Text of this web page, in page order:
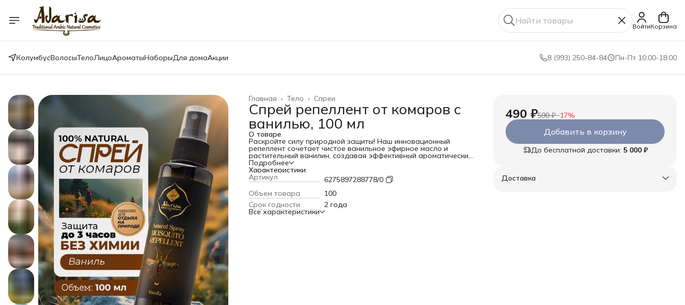
ВойтиКорзина
КолумбусВолосыТелоЛицоАроматыНаборыДля домаАкции 8 (993) 250-84-84 Пн-Пт 10:00-18:00
Спреи
Тело ›
Главная ›
Спрей репеллент от комаров с
ванилью, 100 мл
О товаре
Раскройте силу природной защиты! Наш инновационный
репеллент сочетает чистое ванильное эфирное масло и
растительный ванилин, создавая эффективный ароматический
барьер против комаров.
Почему этот репеллент особенный:
- На 100% натуральная формула без агрессивной химии
- Теплый ванильный аромат вместо резкого синтетического
запаха
- Двойное действие: защита + природный парфюмерный
шлейф
- Безопасен для чувствительной кожи
Подробнее
Характеристики
Артикул
6275897288778/0
Объем товара
100
Срок годности
2 года
Все характеристики
490 ₽590 ₽−17%
Добавить в корзину
До бесплатной доставки: 5 000 ₽
Доставка